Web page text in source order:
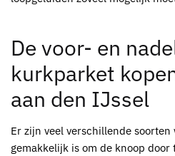
De voor- en
kurkparket
aan den IJssel
Er zijn veel verschillende
gemakkelijk is om de knoop door